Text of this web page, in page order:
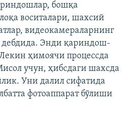
бошқа
воситалари, шахсий
видеокамераларнинг
Энди қариндош-
ҳимоячи процессда
учун, ҳибсдаги шахсда
Уни далил сифатида
фотоаппарат бўлиши